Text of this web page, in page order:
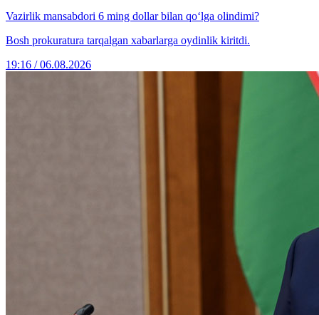
Vazirlik mansabdori 6 ming dollar bilan qo‘lga olindimi?
Bosh prokuratura tarqalgan xabarlarga oydinlik kiritdi.
19:16 / 06.08.2026